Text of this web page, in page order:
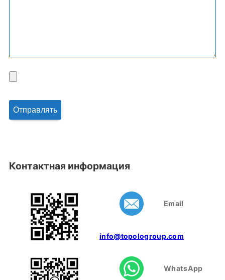
Контактная информация
Email
info@topologroup.com
WhatsApp